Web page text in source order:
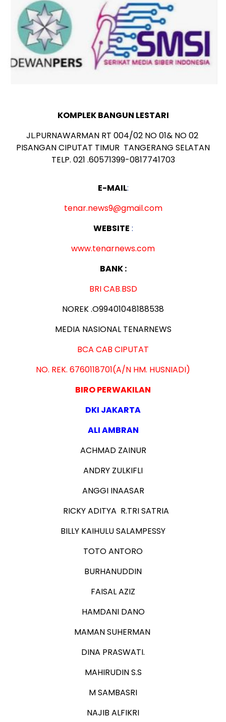
KOMPLEK BANGUN LESTARI
JL.PURNAWARMAN RT 004/02 NO 01& NO 02
PISANGAN CIPUTAT TIMUR TANGERANG SELATAN
TELP. 021 .60571399-0817741703
E-MAIL:
tenar.news9@gmail.com
WEBSITE :
www.tenarnews.com
BANK :
BRI CAB.BSD
NOREK .O99401048188538
MEDIA NASIONAL TENARNEWS
BCA CAB CIPUTAT
NO. REK. 6760118701(A/N HM. HUSNIADI)
BIRO PERWAKILAN
DKI JAKARTA
ALI AMBRAN
ACHMAD ZAINUR
ANDRY ZULKIFLI
ANGGI INAASAR
RICKY ADITYA R.TRI SATRIA
BILLY KAIHULU SALAMPESSY
TOTO ANTORO
BURHANUDDIN
FAISAL AZIZ
HAMDANI DANO
MAMAN SUHERMAN
DINA PRASWATI.
MAHIRUDIN S.S
M SAMBASRI
NAJIB ALFIKRI